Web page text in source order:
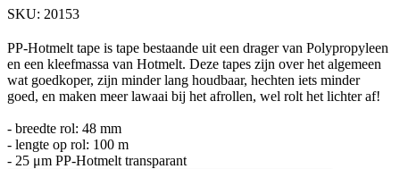
SKU: 20153
PP-Hotmelt tape is tape bestaande uit een drager van Polypropyleen
en een kleefmassa van Hotmelt. Deze tapes zijn over het algemeen
wat goedkoper, zijn minder lang houdbaar, hechten iets minder
goed, en maken meer lawaai bij het afrollen, wel rolt het lichter af!
- breedte rol: 48 mm
- lengte op rol: 100 m
- 25 μm PP-Hotmelt transparant